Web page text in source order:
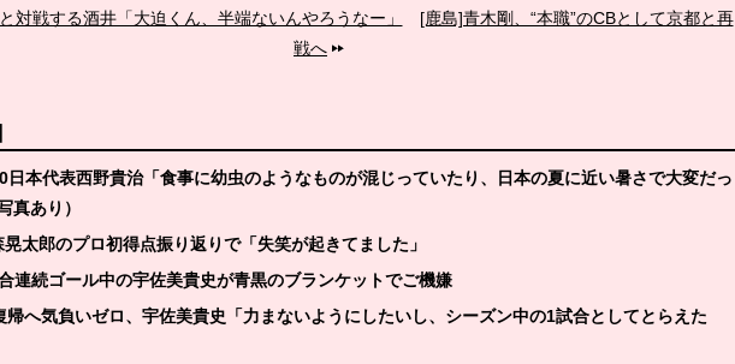
対戦する酒井「大迫くん、半端ないんやろうなー」
[鹿島]青木剛、“本職”のCBとして京都と再
戦へ
日本代表西野貴治「食事に幼虫のようなものが混じっていたり、日本の夏に近い暑さで大変だっ
真あり）
太郎のプロ初得点振り返りで「失笑が起きてました」
連続ゴール中の宇佐美貴史が青黒のブランケットでご機嫌
へ気負いゼロ、宇佐美貴史「力まないようにしたいし、シーズン中の1試合としてとらえた